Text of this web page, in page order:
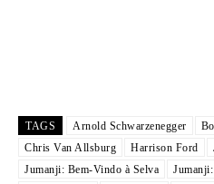
TAGS Arnold Schwarzenegger
Chris Van Allsburg
Harrison Ford
Jumanji: Bem-Vindo à Selva